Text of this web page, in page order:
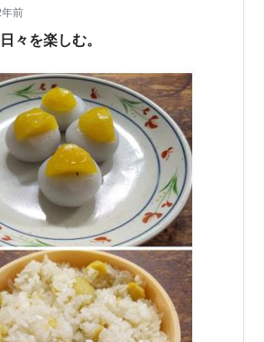
と思うんだよなー。自分でむいた生
甘さとホクホク食感。調味むき栗は
年前
々を楽しむ。